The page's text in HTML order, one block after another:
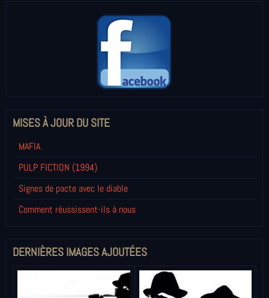
MISES À JOUR DU SITE
MAFIA
PULP FICTION (1994)
Signes de pacte avec le diable
Comment réussissent-ils à nous
DERNIÈRES IMAGES AJOUTÉES